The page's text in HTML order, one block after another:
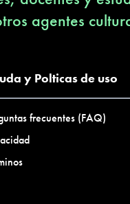
agentes
y Polticas de uso
frecuentes (FAQ)